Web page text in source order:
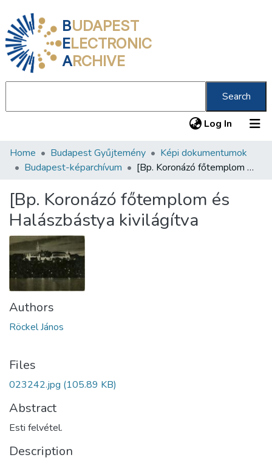
BUDAPEST
ELECTRONIC
ARCHIVE
Search
Log In (current)
Communities & Collections
Statistics
About us
Home Budapest Gyűjtemény
Képi dokumentumok
Budapest-képarchívum
[Bp. Koronázó főtemplom és Halászbástya kivilágítva
[Bp. Koronázó főtemplom és
Halászbástya kivilágítva
Authors
Röckel János
Files
023242.jpg (105.89 KB)
Abstract
Esti felvétel.
Description